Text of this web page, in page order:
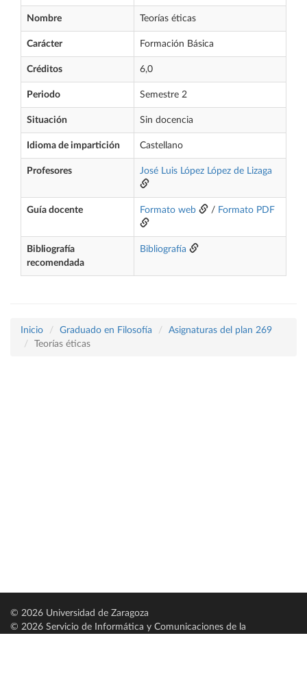
Nombre Teorías éticas
Carácter Formación Básica
Créditos 6,0
Periodo Semestre 2
Situación Sin docencia
Idioma de impartición Castellano
Profesores José Luis López López de Lizaga
Guía docente Formato web / Formato PDF
Bibliografía
recomendada
Bibliografía
Inicio Graduado en Filosofía
Asignaturas del plan 269
Teorías éticas
© 2026 Universidad de Zaragoza
© 2026 Servicio de Informática y Comunicaciones de la